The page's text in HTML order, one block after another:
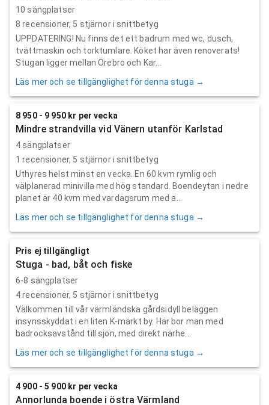
10 sängplatser
8 recensioner, 5 stjärnor i snittbetyg
UPPDATERING! Nu finns det ett badrum med wc, dusch,
tvättmaskin och torktumlare. Köket har även renoverats!
Stugan ligger mellan Örebro och Kar...
Läs mer och se tillgänglighet för denna stuga →
8 950 - 9 950 kr per vecka
Mindre strandvilla vid Vänern utanför Karlstad
4 sängplatser
1 recensioner, 5 stjärnor i snittbetyg
Uthyres helst minst en vecka. En 60 kvm rymlig och
välplanerad minivilla med hög standard. Boendeytan i nedre
planet är 40 kvm med vardagsrum med a...
Läs mer och se tillgänglighet för denna stuga →
Pris ej tillgängligt
Stuga - bad, båt och fiske
6-8 sängplatser
4recensioner, 5 stjärnor i snittbetyg
Välkommen till vår värmländska gårdsidyll beläggen
insynsskyddat i en liten K-märkt by. Här bor man med
badrocksavstånd till sjön, med direkt närhe...
Läs mer och se tillgänglighet för denna stuga →
4 900 - 5 900 kr per vecka
Annorlunda boende i östra Värmland